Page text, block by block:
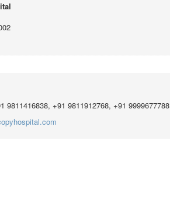
9811416838, +91 9811912768, +91 9999677788